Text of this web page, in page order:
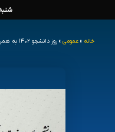
شنبه/ 17
خانه » عمومی » روز دانشجو ۱۴۰۲ به همراه پیام تبریک های جدید و تاریخچه